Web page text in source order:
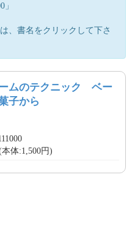
、書名をクリックして下さ
ムのテクニック ベー
子から
体:1,500円)